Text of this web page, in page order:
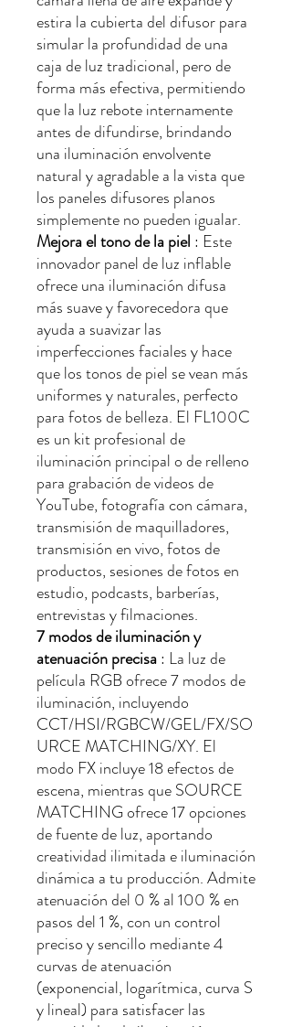
estira la cubierta del difusor para
simular la profundidad de una
caja de luz tradicional, pero de
forma más efectiva, permitiendo
que la luz rebote internamente
antes de difundirse, brindando
una iluminación envolvente
natural y agradable a la vista que
los paneles difusores planos
simplemente no pueden igualar.
Mejora el tono de la piel : Este
innovador panel de luz inflable
ofrece una iluminación difusa
más suave y favorecedora que
ayuda a suavizar las
imperfecciones faciales y hace
que los tonos de piel se vean más
uniformes y naturales, perfecto
para fotos de belleza. El FL100C
es un kit profesional de
iluminación principal o de relleno
para grabación de videos de
YouTube, fotografía con cámara,
transmisión de maquilladores,
transmisión en vivo, fotos de
productos, sesiones de fotos en
estudio, podcasts, barberías,
entrevistas y filmaciones.
7 modos de iluminación y
atenuación precisa: La luz de
película RGB ofrece 7 modos de
iluminación, incluyendo
CCT/HSI/RGBCW/GEL/FX/SO
URCE MATCHING/XY. El
modo FX incluye 18 efectos de
escena, mientras que SOURCE
MATCHING ofrece 17 opciones
de fuente de luz, aportando
creatividad ilimitada e iluminación
dinámica a tu producción. Admite
atenuación del 0 % al 100 % en
pasos del 1 %, con un control
preciso y sencillo mediante 4
curvas de atenuación
(exponencial, logarítmica, curva S
y lineal) para satisfacer las